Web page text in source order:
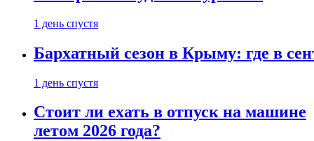
1 день спустя
Бархатный сезон в Крыму: где в
1 день спустя
Стоит ли ехать в отпуск на машине
летом 2026 года?